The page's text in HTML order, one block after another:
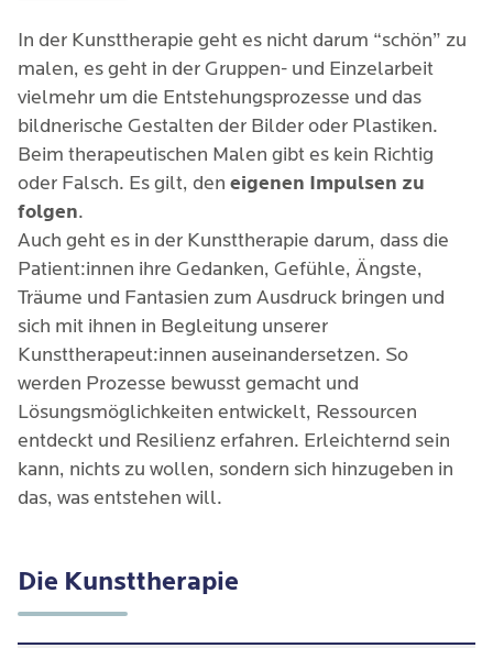
In der Kunsttherapie geht es nicht darum “schön” zu
malen, es geht in der Gruppen- und Einzelarbeit
vielmehr um die Entstehungsprozesse und das
bildnerische Gestalten der Bilder oder Plastiken.
Beim therapeutischen Malen gibt es kein Richtig
oder Falsch. Es gilt, den eigenen Impulsen zu
folgen.
Auch geht es in der Kunsttherapie darum, dass die
Patient:innen ihre Gedanken, Gefühle, Ängste,
Träume und Fantasien zum Ausdruck bringen und
sich mit ihnen in Begleitung unserer
Kunsttherapeut:innen auseinandersetzen. So
werden Prozesse bewusst gemacht und
Lösungsmöglichkeiten entwickelt, Ressourcen
entdeckt und Resilienz erfahren. Erleichternd sein
kann, nichts zu wollen, sondern sich hinzugeben in
das, was entstehen will.
Die Kunsttherapie